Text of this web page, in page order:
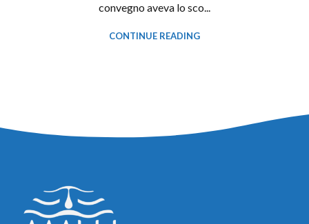
convegno aveva lo sco...
CONTINUE READING